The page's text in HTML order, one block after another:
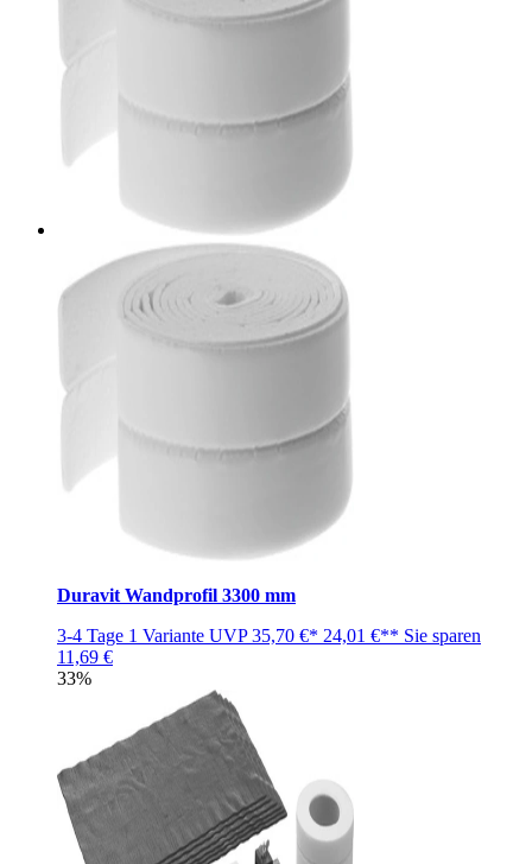
Duravit Wandprofil 3300 mm
3-4 Tage 1 Variante UVP35,70 €* 24,01 €** Sie sparen
11,69 €
33%